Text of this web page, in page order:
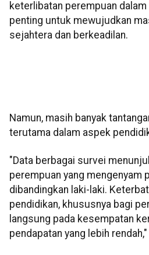
keterlibatan perempuan
penting untuk mewujudkan
sejahtera dan berkeadilan.
Namun, masih banyak
terutama dalam aspek
"Data berbagai survei
perempuan yang mengenyam
dibandingkan laki-laki.
pendidikan, khususnya bagi
langsung pada kesempatan
pendapatan yang lebih